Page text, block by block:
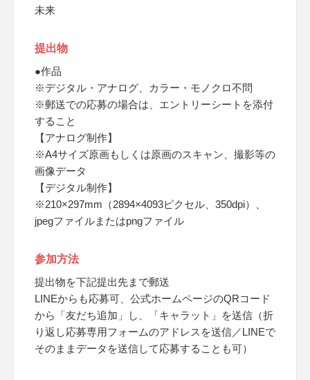
未来
提出物
●作品
※デジタル・アナログ、カラー・モノクロ不問
※郵送での応募の場合は、エントリーシートを添付
すること
【アナログ制作】
※A4サイズ原画もしくは原画のスキャン、撮影等の
画像データ
【デジタル制作】
※210×297mm（2894×4093ピクセル、350dpi）、
jpegファイルまたはpngファイル
参加方法
提出物を下記提出先まで郵送
LINEからも応募可、公式ホームページのQRコード
から「友だち追加」し、「キャラット」を送信（折
り返し応募専用フォームのアドレスを送信／LINEで
そのままデータを送信して応募することも可）